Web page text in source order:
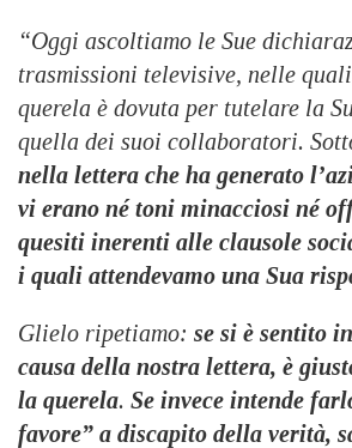
“Oggi ascoltiamo le Sue
trasmissioni televisive, nelle
querela è dovuta per tutelare la
quella dei suoi collaboratori.
nella lettera che ha generato
vi erano né toni minacciosi né
quesiti inerenti alle clausole
i quali attendevamo una Sua
Glielo ripetiamo: se si è sentito
causa della nostra lettera, è
la querela. Se invece intende
favore” a discapito della verità,